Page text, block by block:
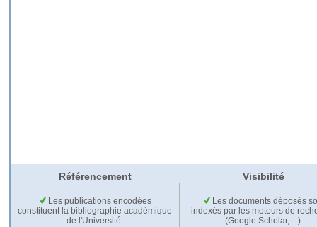
Référencement Visibilité
Les publications encodées
constituent la bibliographie académique
de l'Université.
Les documents déposés
indexés par les moteurs de
(Google Scholar,…).